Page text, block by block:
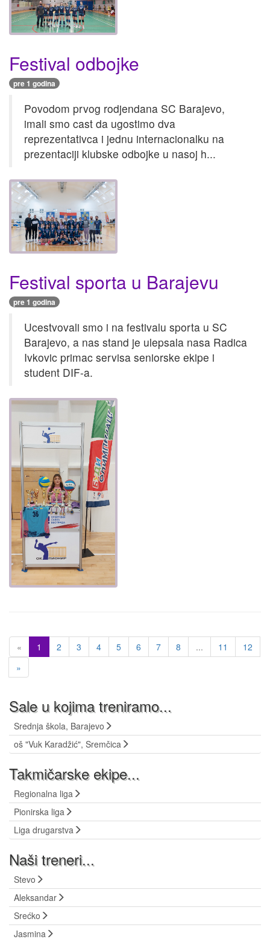
Festival odbojke
pre 1 godina
Povodom prvog rodjendana SC Barajevo,
imali smo cast da ugostimo dva
reprezentativca i jednu internacionalku na
prezentaciji klubske odbojke u nasoj h...
Festival sporta u Barajevu
pre 1 godina
Ucestvovali smo i na festivalu sporta u SC
Barajevo, a nas stand je ulepsala nasa Radica
Ivkovic primac servisa seniorske ekipe i
student DIF-a.
« 1 2 3 4 5 6 7 8 ... 11
12
»
Sale u kojima treniramo...
Srednja škola, Barajevo
oš "Vuk Karadžić", Sremčica
Takmičarske ekipe...
Regionalna liga
Pionirska liga
Liga drugarstva
Naši treneri...
Stevo
Aleksandar
Srećko
Jasmina